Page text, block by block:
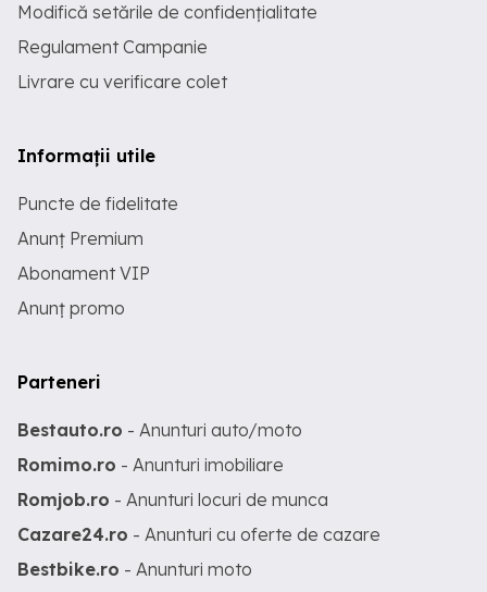
Modifică setările de confidențialitate
Regulament Campanie
Livrare cu verificare colet
Informații utile
Puncte de fidelitate
Anunț Premium
Abonament VIP
Anunț promo
Parteneri
Bestauto.ro - Anunturi auto/moto
Romimo.ro - Anunturi imobiliare
Romjob.ro - Anunturi locuri de munca
Cazare24.ro - Anunturi cu oferte de cazare
Bestbike.ro - Anunturi moto